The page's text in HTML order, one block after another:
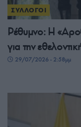
ΣΥΛΛΟΓΟΙ
Ρέθυμνο: Η
για την
29/07/2026 - 2:58μμ